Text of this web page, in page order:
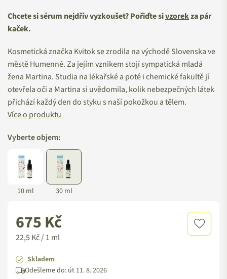
Chcete si sérum nejdřív vyzkoušet? Pořiďte sivzorekza pár
kaček.
Kosmetická značka Kvitok se zrodila na východě Slovenska ve
městě Humenné. Za jejím vznikem stojí sympatická mladá
žena Martina. Studia na lékařské a poté i chemické fakultě jí
otevřela oči a Martina si uvědomila, kolik nebezpečných látek
přichází každý den do styku s naší pokožkou a tělem.
Více o produktu
Vyberte objem:
10 ml 30 ml
Standardní
cena
675 Kč
22,5 Kč / 1 ml
Skladem
Odešleme do: út 11. 8. 2026